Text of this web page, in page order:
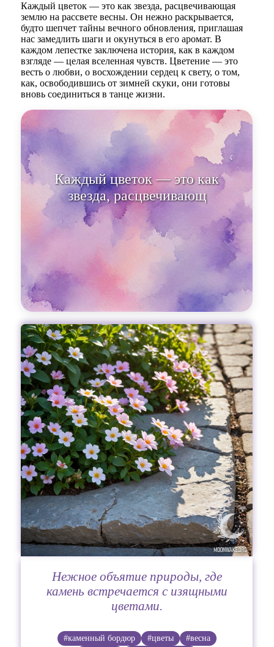
Каждый цветок — это как звезда, расцвечивающая
землю на рассвете весны. Он нежно раскрывается,
будто шепчет тайны вечного обновления, приглашая
нас замедлить шаги и окунуться в его аромат. В
каждом лепестке заключена история, как в каждом
взгляде — целая вселенная чувств. Цветение — это
весть о любви, о восхождении сердец к свету, о том,
как, освободившись от зимней скуки, они готовы
вновь соединиться в танце жизни.
Каждый цветок — это как
звезда, расцвечивающая землю
на рассвете весн
Нежное объятие природы, где
камень встречается с изящными
цветами.
#каменный бордюр #цветы #весна